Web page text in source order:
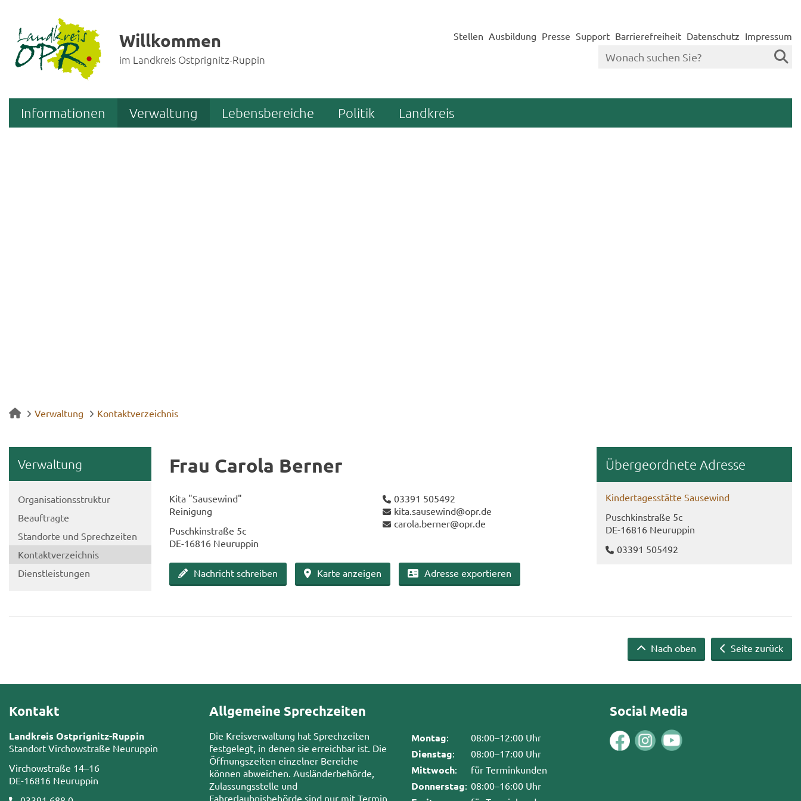
Willkommen
im Landkreis Ostprignitz-Ruppin
Stellen Ausbildung Presse Support Barrierefreiheit Datenschutz Impressum
Informationen Verwaltung Lebensbereiche Politik Landkreis
Verwaltung Kontaktverzeichnis
Ver­wal­tung
Or­ga­ni­sa­ti­ons­struk­tur
Be­auf­trag­te
Stand­or­te und Sprech­zei­ten
Kon­takt­ver­zeich­nis
Dienst­leis­tun­gen
Frau Ca­ro­la Ber­ner
Kita "Sau­se­wind"
Rei­ni­gung
Puschkin­stra­ße 5c
DE-​16816 Neu­rup­pin
03391 505492
kita.sau­se­wind@opr.de
ca­ro­la.ber­ner@opr.de
Nach­richt schrei­ben Karte an­zei­gen Adres­se ex­por­tie­ren
Über­ge­ord­ne­te Adres­se
Kin­der­ta­ges­stät­te Sau­se­wind
Puschkin­stra­ße 5c
DE-​16816 Neu­rup­pin
03391 505492
Seite zurück
Nach oben
Kontakt
Landkreis Ostprignitz-Ruppin
Standort Virchowstraße Neuruppin
Virchowstraße 14–16
DE-16816 Neuruppin
Allgemeine Sprechzeiten
Die Kreisverwaltung hat Sprechzeiten
festgelegt, in denen sie erreichbar ist. Die
Öffnungszeiten einzelner Bereiche
können abweichen. Ausländerbehörde,
Zulassungsstelle und
Fahrerlaubnisbehörde sind nur mit Termin
Montag: 08:00–12:00 Uhr
Dienstag: 08:00–17:00 Uhr
Mittwoch: für Terminkunden
Donnerstag: 08:00–16:00 Uhr
Social Media